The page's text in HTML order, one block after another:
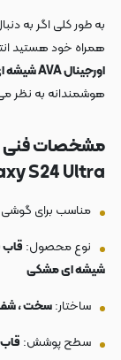
به طور کلی اگر به
همراه خود هستید
اورجینال AVA شیشه ای گوشی Galaxy S24 Ultra سامسونگ
هوشمندانه به نظر
مشخصات فنی
S24 Ultra :
مناسب برای
نوع محصول:
شیشه ای مشکی
ساختار:سخت ،
سطح پوشش: